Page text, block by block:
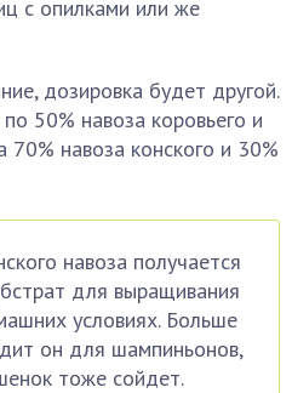
с опилками или же
дозировка будет другой.
50% навоза коровьего и
70% навоза конского и 30%
навоза получается
для выращивания
условиях. Больше
он для шампиньонов,
тоже сойдет.